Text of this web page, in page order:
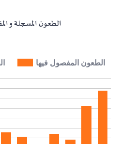
الطعون المسجلة و المفصول
الطعون المفصول فيها